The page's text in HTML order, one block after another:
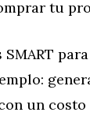
tu
un costo